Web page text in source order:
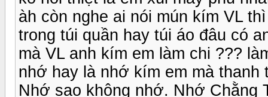
àh còn nghe ai nói mún kím VL
trong túi quần hay túi áo đâu có
mà VL anh kím em làm chi ???
nhớ hay là nhớ kím em mà thanh
Nhớ sao không nhớ. Nhớ